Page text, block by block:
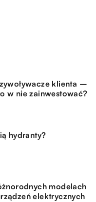
klienta –
w nie zainwestować?
hydranty?
modelach
elektrycznych